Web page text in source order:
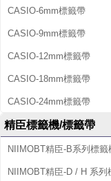
CASIO-6mm標籤帶
CASIO-9mm標籤帶
CASIO-12mm標籤帶
CASIO-18mm標籤帶
CASIO-24mm標籤帶
精臣標籤機/標籤帶
NIIMOBT精臣-B系列標籤
NIIMOBT精臣-D / H 系列